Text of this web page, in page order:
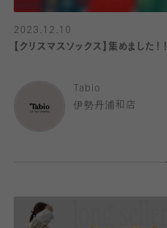
2023.12.10
【クリスマスソックス】集めました！！
Tabio
伊勢丹浦和店